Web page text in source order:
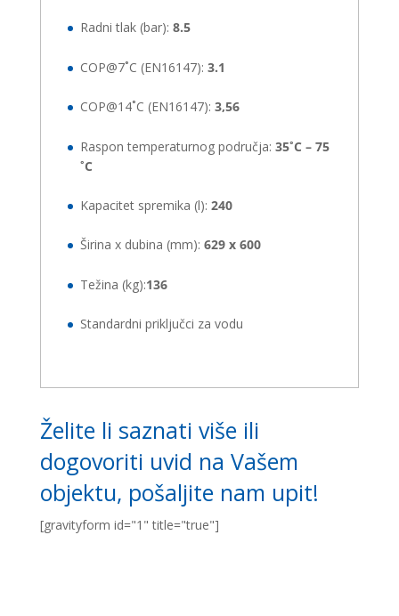
Radni tlak (bar): 8.5
COP@7˚C (EN16147): 3.1
COP@14˚C (EN16147): 3,56
Raspon temperaturnog područja: 35˚C – 75
˚C
Kapacitet spremika (l): 240
Širina x dubina (mm): 629 x 600
Težina (kg):136
Standardni priključci za vodu
Želite li saznati više ili
dogovoriti uvid na Vašem
objektu, pošaljite nam upit!
[gravityform id="1" title="true"]